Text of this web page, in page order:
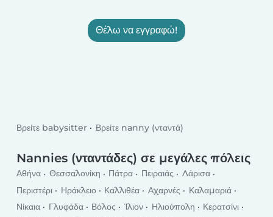
Θέλω να εγγραφώ!
Βρείτε babysitter Βρείτε nanny (νταντά)
Nannies (νταντάδες) σε μεγάλες πόλεις
Αθήνα Θεσσαλονίκη Πάτρα Πειραιάς
Λάρισα
Περιστέρι
Ηράκλειο Καλλιθέα Αχαρνές
Καλαμαριά
Νίκαια
Γλυφάδα Βόλος Ίλιον Ηλιούπολη
Κερατσίνι